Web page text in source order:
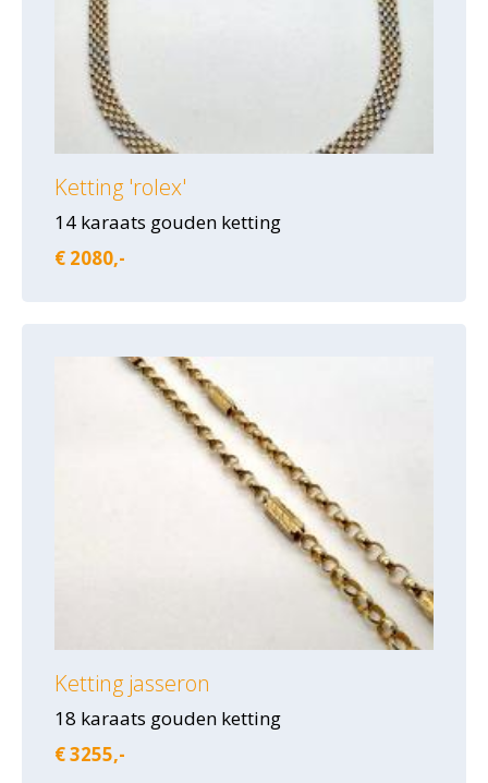
Ketting 'rolex'
14 karaats gouden ketting
€ 2080,-
Ketting jasseron
18 karaats gouden ketting
€ 3255,-